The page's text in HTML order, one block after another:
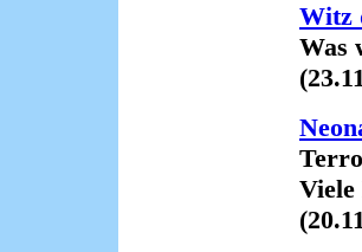
Witz
Was
Viele